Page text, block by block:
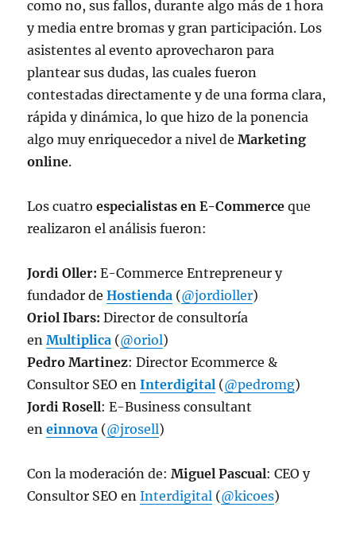
como no, sus fallos, durante algo más de 1 hora
y media entre bromas y gran participación. Los
asistentes al evento aprovecharon para
plantear sus dudas, las cuales fueron
contestadas directamente y de una forma clara,
rápida y dinámica, lo que hizo de la ponencia
algo muy enriquecedor a nivel deMarketing
online.
Los cuatroespecialistas en E-Commerce que
realizaron el análisis fueron:
Jordi Oller: E-Commerce Entrepreneur y
fundador deHostienda (@jordioller)
Oriol Ibars: Director de consultoría
enMultiplica (@oriol)
Pedro Martinez: Director Ecommerce &
Consultor SEO enInterdigital (@pedromg)
Jordi Rosell: E-Business consultant
eneinnova (@jrosell)
Con la moderación de:Miguel Pascual: CEO y
Consultor SEO enInterdigital (@kicoes)